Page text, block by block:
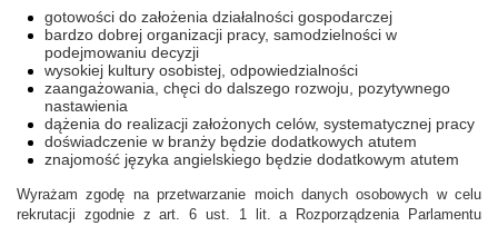
gotowości do założenia działalności gospodarczej
bardzo dobrej organizacji pracy, samodzielności w
podejmowaniu decyzji
wysokiej kultury osobistej, odpowiedzialności
zaangażowania, chęci do dalszego rozwoju, pozytywnego
nastawienia
dążenia do realizacji założonych celów, systematycznej pracy
doświadczenie w branży będzie dodatkowych atutem
znajomość języka angielskiego będzie dodatkowym atutem
Wyrażam zgodę na przetwarzanie moich danych osobowych w celu
rekrutacji zgodnie z art. 6 ust. 1 lit. a Rozporządzenia Parlamentu